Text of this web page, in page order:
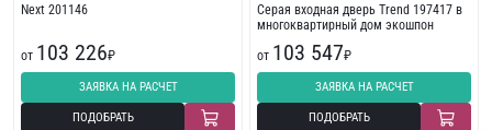
Next 201146
от 103 226₽
ЗАЯВКА НА РАСЧЕТ
ПОДОБРАТЬ
Серая входная дверь Trend 197417 в
многоквартирный дом экошпон
от 103 547₽
ЗАЯВКА НА РАСЧЕТ
ПОДОБРАТЬ